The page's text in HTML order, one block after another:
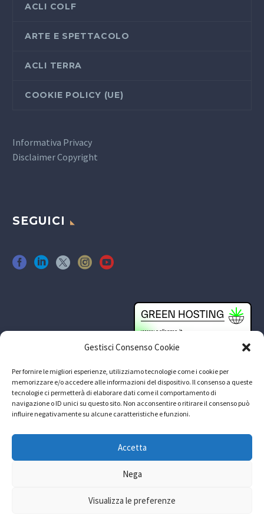
Gestisci Consenso Cookie
Per fornire le migliori esperienze, utilizziamo tecnologie come i cookie per
memorizzare e/o accedere alle informazioni del dispositivo. Il consenso a queste
tecnologie ci permetterà di elaborare dati come il comportamento di
navigazione o ID unici su questo sito. Non acconsentire o ritirare il consenso può
influire negativamente su alcune caratteristiche e funzioni.
Accetta
Nega
Visualizza le preferenze
ACLI COLF
ARTE E SPETTACOLO
ACLI TERRA
COOKIE POLICY (UE)
Informativa Privacy
Disclaimer Copyright
SEGUICI